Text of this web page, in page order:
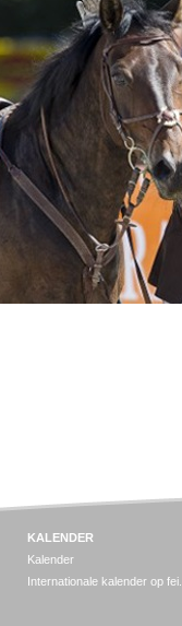
KALENDER
Kalender
Internationale kalender op